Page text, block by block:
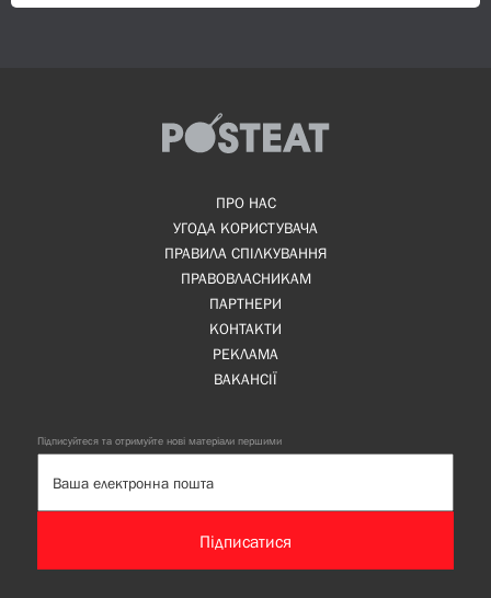
ПРО НАС
УГОДА КОРИСТУВАЧА
ПРАВИЛА СПІЛКУВАННЯ
ПРАВОВЛАСНИКАМ
ПАРТНЕРИ
КОНТАКТИ
РЕКЛАМА
ВАКАНСІЇ
Підписуйтеся та отримуйте нові матеріали першими
Підписатися